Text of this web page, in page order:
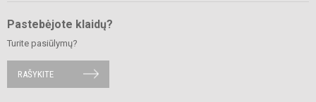
Pastebėjote klaidų?
Turite pasiūlymų?
RAŠYKITE